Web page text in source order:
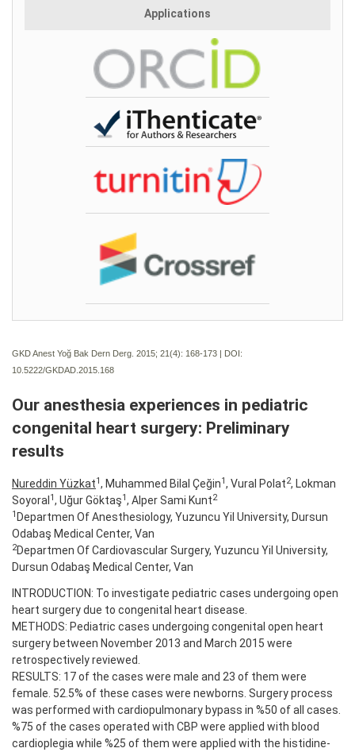
Applications
GKD Anest Yoğ Bak Dern Derg. 2015; 21(4): 168-173 | DOI:
10.5222/GKDAD.2015.168
Our anesthesia experiences in pediatric
congenital heart surgery: Preliminary
results
Nureddin Yüzkat1, Muhammed Bilal Çeğin1, Vural Polat2, Lokman
Soyoral 1, Uğur Göktaş1, Alper Sami Kunt2
1 Departmen Of Anesthesiology, Yuzuncu Yil University, Dursun
Odabaş Medical Center, Van
2Departmen Of Cardiovascular Surgery, Yuzuncu Yil University,
Dursun Odabaş Medical Center, Van
INTRODUCTION: To investigate pediatric cases undergoing open
heart surgery due to congenital heart disease.
METHODS: Pediatric cases undergoing congenital open heart
surgery between November 2013 and March 2015 were
retrospectively reviewed.
RESULTS: 17 of the cases were male and 23 of them were
female. 52.5% of these cases were newborns. Surgery process
was performed with cardiopulmonary bypass in %50 of all cases.
%75 of the cases operated with CBP were applied with blood
cardioplegia while %25 of them were applied with the histidine-